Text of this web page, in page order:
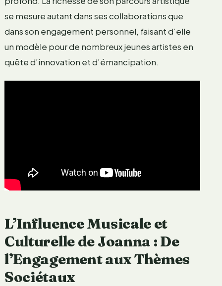
se mesure autant dans ses collaborations que
dans son engagement personnel, faisant d’elle
un modèle pour de nombreux jeunes artistes en
quête d’innovation et d’émancipation.
L’Influence Musicale et
Culturelle de Joanna : De
l’Engagement aux Thèmes
Sociétaux